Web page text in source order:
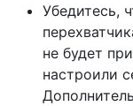
Убедитесь,
не будет
настроили